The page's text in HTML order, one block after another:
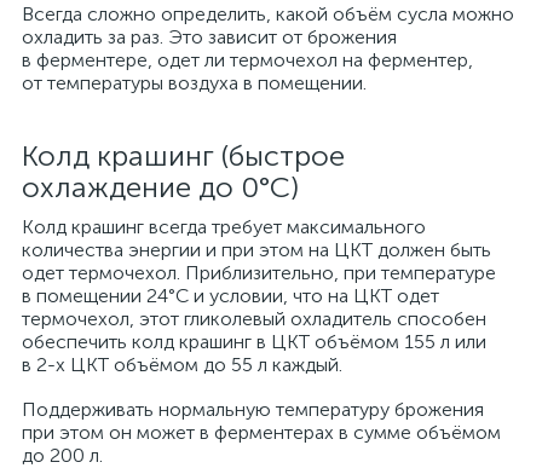
Всегда сложно определить, какой объём сусла можно
охладить за раз. Это зависит от брожения
в ферментере, одет ли термочехол на ферментер,
от температуры воздуха в помещении.
Колд крашинг (быстрое
охлаждение до 0°C)
Колд крашинг всегда требует максимального
количества энергии и при этом на ЦКТ должен быть
одет термочехол. Приблизительно, при температуре
в помещении 24°C и условии, что на ЦКТ одет
термочехол, этот гликолевый охладитель способен
обеспечить колд крашинг в ЦКТ объёмом 155 л или
в 2-х ЦКТ объёмом до 55 л каждый.
Поддерживать нормальную температуру брожения
при этом он может в ферментерах в сумме объёмом
до 200 л.